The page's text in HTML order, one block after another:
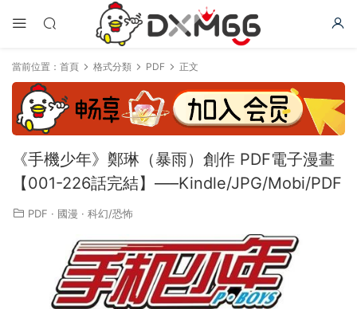
當前位置： 首頁 格式分類 PDF 正文
《手機少年》鄭琳（暴雨）創作 PDF電子漫畫
【001-226話完結】—–Kindle/JPG/Mobi/PDF
PDF · 國漫 · 科幻/恐怖